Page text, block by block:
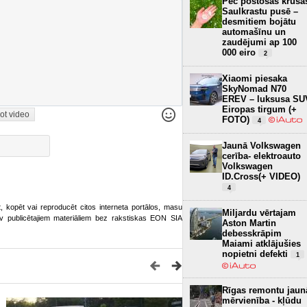
video
kopēt vai reproducēt citos interneta portālos, masu
materiāliem bez rakstiskas EON SIA
Saulkrastu pusē –
desmitiem bojātu
automašīnu un
zaudējumi ap 100
000 eiro
2
Xiaomi piesaka
SkyNomad N70
EREV – luksusa
Eiropas tirgum (+
FOTO)
4
Jaunā Volkswagen
cerība- elektroauto
Volkswagen
ID.Cross(+ VIDEO)
4
Miljardu vērtajam
Aston Martin
debesskrāpim
Maiami atklājušies
nopietni defekti
1
Rīgas remontu
mērvienība - kļūdu